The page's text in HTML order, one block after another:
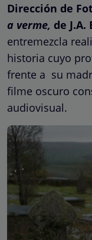
Dirección de
a verme, de J.A.
entremezcla
historia cuyo
frente a su
filme oscuro
audiovisual.